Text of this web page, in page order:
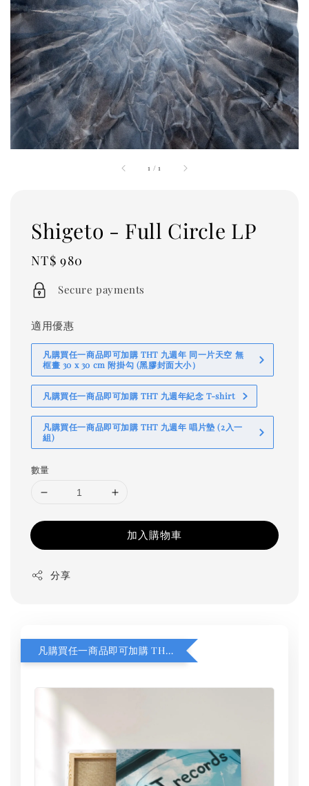
1 /1
Shigeto - Full Circle LP
Regular
price
NT$ 980
Secure payments
適用優惠
凡購買任一商品即可加購 THT 九週年 同一片天空 無
框畫 30 x 30 cm 附掛勾 (黑膠封面大小）
凡購買任一商品即可加購 THT 九週年紀念 T-shirt
凡購買任一商品即可加購 THT 九週年 唱片墊 (2入一
組)
數量
加入購物車
分享
凡購買任一商品即可加購 THT 九週年 同一片天空 無框畫 30 x 30 cm 附掛勾 (黑膠封面大小）